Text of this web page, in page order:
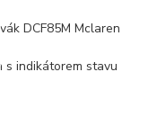
DCF85M Mclaren
s indikátorem stavu